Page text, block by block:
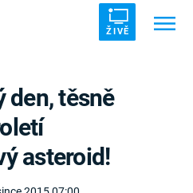
ŽIVĚ
den, těsně
asteroid!